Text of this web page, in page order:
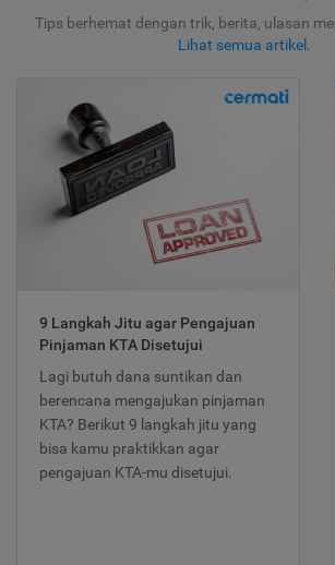
Tips berhemat dengan trik, berita, ulasan
Lihat semua artikel .
9 Langkah Jitu agar Pengajuan
Pinjaman KTA Disetujui
Lagi butuh dana suntikan dan
berencana mengajukan pinjaman
KTA? Berikut 9 langkah jitu yang
bisa kamu praktikkan agar
pengajuan KTA-mu disetujui.